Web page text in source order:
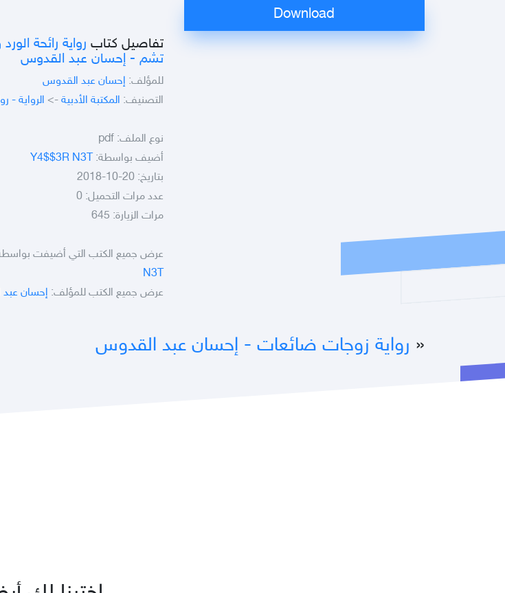
تفاصيل كتاب رواية رائحة
تشم - إحسان عبد القدوس
للمؤلف: إحسان عبد القدوس
التصنيف: المكتبة الأدبية -> الرواية -
نوع الملف: pdf
أضيف بواسطة: Y4$$3R N3T
بتاريخ: 20-10-2018
عدد مرات التحميل: 0
مرات الزيارة: 645
عرض جميع الكتب التي أضيفت
N3T
عرض جميع الكتب للمؤلف: إحسان
« رواية زوجات ضائعات - إحسان عبد القدوس